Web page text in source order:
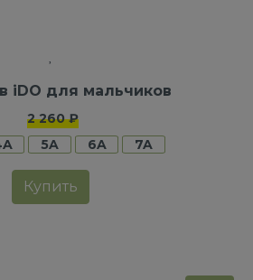
iDO для мальчиков
2 260 ₽
5A 6A 7A
Купить